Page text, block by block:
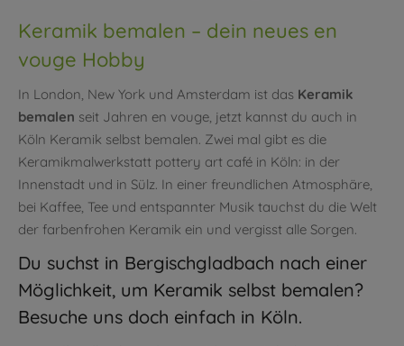
Keramik bemalen – dein neues en
vouge Hobby
In London, New York und Amsterdam ist das Keramik
bemalen seit Jahren en vouge, jetzt kannst du auch in
Köln Keramik selbst bemalen. Zwei mal gibt es die
Keramikmalwerkstatt pottery art café in Köln: in der
Innenstadt und in Sülz. In einer freundlichen Atmosphäre,
bei Kaffee, Tee und entspannter Musik tauchst du die Welt
der farbenfrohen Keramik ein und vergisst alle Sorgen.
Du suchst in Bergischgladbach nach einer
Möglichkeit, um Keramik selbst bemalen?
Besuche uns doch einfach in Köln.